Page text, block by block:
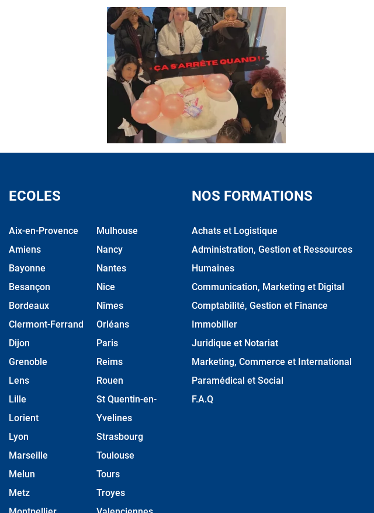
ECOLES
Aix-en-Provence
Amiens
Bayonne
Besançon
Bordeaux
Clermont-Ferrand
Dijon
Grenoble
Lens
Lille
Lorient
Lyon
Marseille
Melun
Metz
Mulhouse
Nancy
Nantes
Nice
Nîmes
Orléans
Paris
Reims
Rouen
St Quentin-en-
Yvelines
Strasbourg
Toulouse
Tours
Troyes
NOS FORMATIONS
Achats et Logistique
Administration, Gestion et Ressources
Humaines
Communication, Marketing et Digital
Comptabilité, Gestion et Finance
Immobilier
Juridique et Notariat
Marketing, Commerce et International
Paramédical et Social
F.A.Q